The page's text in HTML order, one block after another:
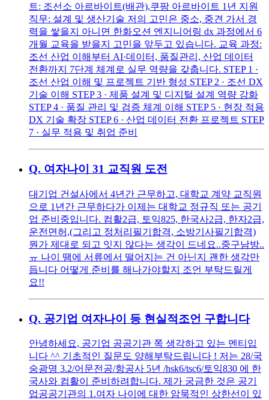
트: 조선소 아르바이트(배관),쿠팡 아르바이트 1년 지원
직무: 설계 및 생산기술 저의 고민은 중소, 중견 가서 경
력을 쌓을지 아니면 한화오션 엔지니어링 dx 과정에서 6
개월 교육을 받을지 고민을 앞두고 있습니다. 교육 과정:
조선 산업 이해부터 AI·데이터, 품질관리, 산업 데이터
전환까지 7단계 체계로 실무 역량을 갖춥니다. STEP 1 ·
조선 산업 이해 및 프로젝트 기반 형성 STEP 2 · 조선 DX
기술 이해 STEP 3 · 제품 설계 및 디지털 설계 역량 강화
STEP 4 · 품질 관리 및 검증 체계 이해 STEP 5 · 현장 적용
DX 기술 확장 STEP 6 · 산업 데이터 전환 프로젝트 STEP
7 · 실무 적용 및 취업 준비
Q. 여자나이 31 교직원 도전
대기업 건설사에서 4년간 근무하고, 대학교 계약 교직원
으로 1년간 근무하다가 이제는 대학교 정규직 또는 공기
업 준비중입니다. 컴활2급, 토익825, 한국사2급, 한자2급,
운전면허,(그리고 정처리필기합격, 소방기사필기합격)
뭔가 제대로 되고 잇지 않다는 생각이 드네요..중구남방..
ㅠ 나이 땜에 서류에서 떨어지는 건 아닌지 괜한 생각만
듭니다 어떻게 준비를 해나가야할지 조언 부탁드릴게
요!!
Q. 공기업 여자나이 등 현실적조언 구합니다
안녕하세요, 공기업 공공기관 쪽 생각하고 있는 멘티입
니다 ^^ 기초적인 질문도 양해부탁드립니다 ! 저는 28/국
숭광명 3.2/어문전공/항공사 5년 /hsk6/tsc6/토익830 에 한
국사와 컴활이 준비하려합니다. 제가 궁금한 것은 공기
업공공기관의 1.여자 나이에 대한 암묵적인 상한선이 있